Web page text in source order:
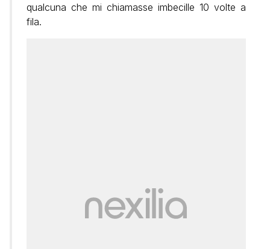
qualcuna che mi chiamasse imbecille 10 volte a
fila.